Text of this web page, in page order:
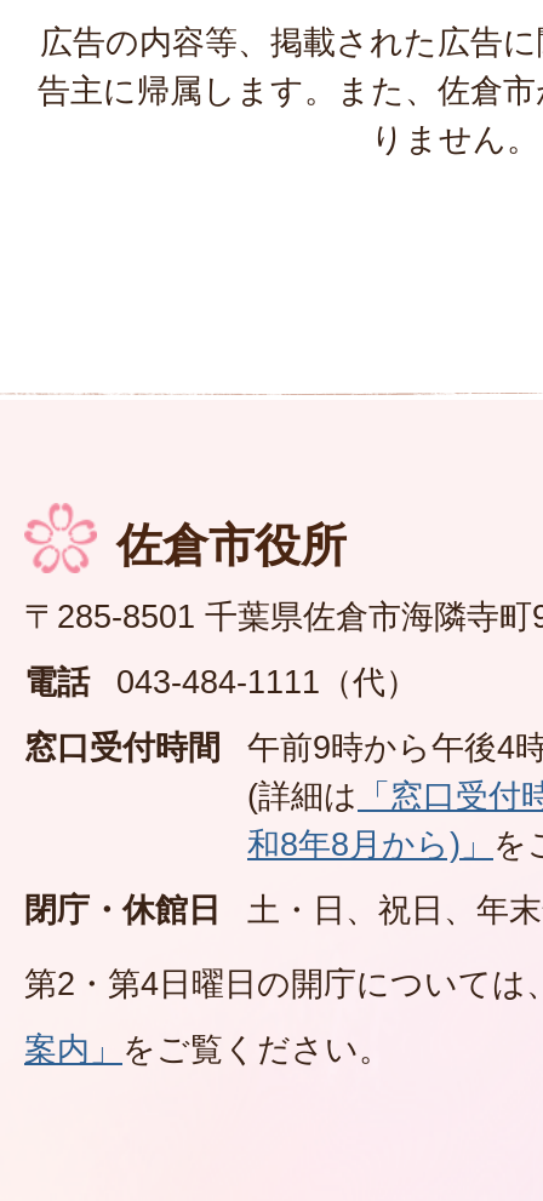
広告の内容等、掲載された広告
告主に帰属します。また、佐倉
りません。
佐倉市役所
〒285-8501 千葉県佐倉市海隣寺町
電話
043-484-1111（代）
窓口受付時間
午前9時から午後4
(詳細は 「窓口受
和8年8月から)」 を
閉庁・休館日
土・日、祝日、年
第2・第4日曜日の開庁については
案内」 をご覧ください。